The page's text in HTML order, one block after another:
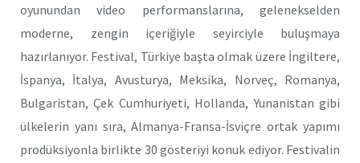
oyunundan video performanslarına, gelenekselden
moderne, zengin içeriğiyle seyirciyle buluşmaya
hazırlanıyor. Festival, Türkiye başta olmak üzere İngiltere,
İspanya, İtalya, Avusturya, Meksika, Norveç, Romanya,
Bulgaristan, Çek Cumhuriyeti, Hollanda, Yunanistan gibi
ülkelerin yanı sıra, Almanya-Fransa-İsviçre ortak yapımı
prodüksiyonla birlikte 30 gösteriyi konuk ediyor. Festivalin